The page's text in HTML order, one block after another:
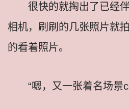
很快的就掏出了已经
相机，刷刷的几张照片就
的看着照片。
“嗯，又一张着名场景